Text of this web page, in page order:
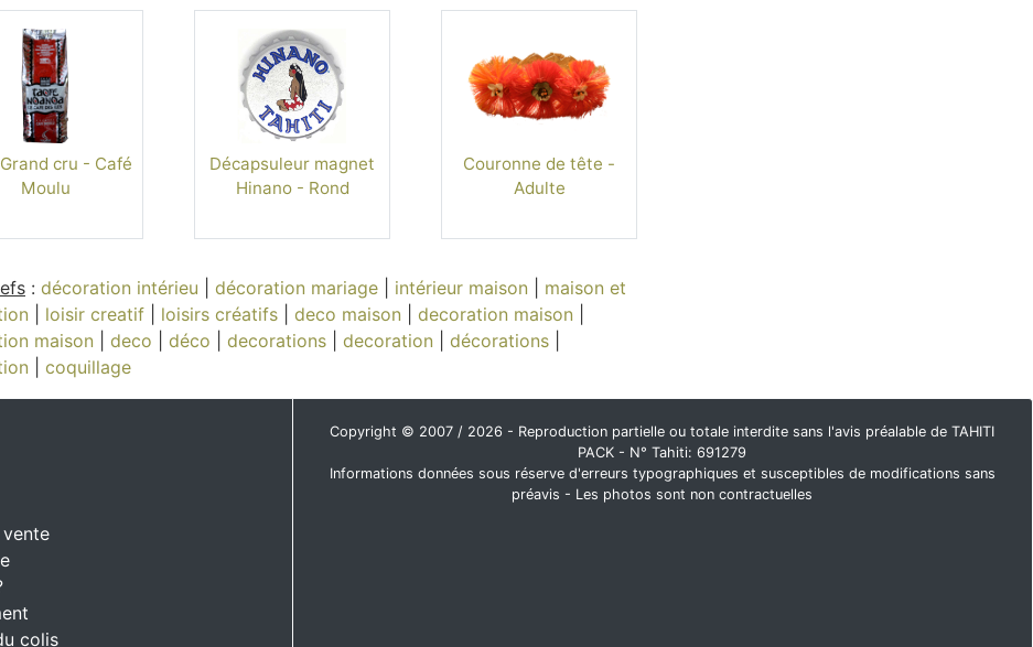
cru - Café
Moulu
Décapsuleur magnet
Hinano - Rond
Couronne de tête -
Adulte
: décoration intérieu décoration mariage intérieur maison
maison et
loisir creatif loisirs créatifs deco maison decoration maison
maison
deco déco decorations decoration décorations
coquillage
colis
Copyright © 2007 / 2026 - Reproduction partielle ou totale interdite sans l'avis préalable de TAHITI
PACK - N° Tahiti: 691279
Informations données sous réserve d'erreurs typographiques et susceptibles de modifications sans
préavis - Les photos sont non contractuelles